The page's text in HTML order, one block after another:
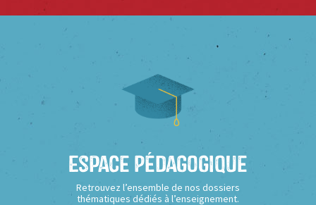
Espace Pédagogique
Retrouvez l’ensemble de nos dossiers
thématiques dédiés à l’enseignement.